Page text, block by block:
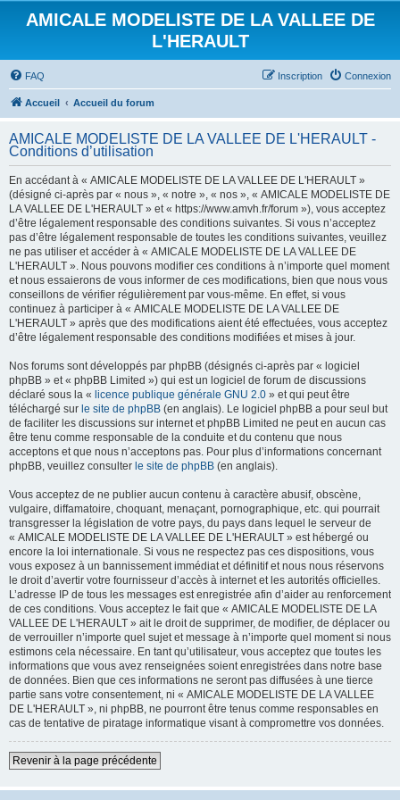
AMICALE MODELISTE DE LA VALLEE DE
L'HERAULT
FAQ Connexion
Inscription
Accueil Accueil du forum
AMICALE MODELISTE DE LA VALLEE DE L'HERAULT -
Conditions d’utilisation
En accédant à « AMICALE MODELISTE DE LA VALLEE DE L'HERAULT »
(désigné ci-après par « nous », « notre », « nos », « AMICALE MODELISTE DE
LA VALLEE DE L'HERAULT » et « https://www.amvh.fr/forum »), vous acceptez
d’être légalement responsable des conditions suivantes. Si vous n’acceptez
pas d’être légalement responsable de toutes les conditions suivantes, veuillez
ne pas utiliser et accéder à « AMICALE MODELISTE DE LA VALLEE DE
L'HERAULT ». Nous pouvons modifier ces conditions à n’importe quel moment
et nous essaierons de vous informer de ces modifications, bien que nous vous
conseillons de vérifier régulièrement par vous-même. En effet, si vous
continuez à participer à « AMICALE MODELISTE DE LA VALLEE DE
L'HERAULT » après que des modifications aient été effectuées, vous acceptez
d’être légalement responsable des conditions modifiées et mises à jour.
Nos forums sont développés par phpBB (désignés ci-après par « logiciel
phpBB » et « phpBB Limited ») qui est un logiciel de forum de discussions
déclaré sous la « licence publique générale GNU 2.0 » et qui peut être
téléchargé sur le site de phpBB (en anglais). Le logiciel phpBB a pour seul but
de faciliter les discussions sur internet et phpBB Limited ne peut en aucun cas
être tenu comme responsable de la conduite et du contenu que nous
acceptons et que nous n’acceptons pas. Pour plus d’informations concernant
phpBB, veuillez consulter le site de phpBB (en anglais).
Vous acceptez de ne publier aucun contenu à caractère abusif, obscène,
vulgaire, diffamatoire, choquant, menaçant, pornographique, etc. qui pourrait
transgresser la législation de votre pays, du pays dans lequel le serveur de
« AMICALE MODELISTE DE LA VALLEE DE L'HERAULT » est hébergé ou
encore la loi internationale. Si vous ne respectez pas ces dispositions, vous
vous exposez à un bannissement immédiat et définitif et nous nous réservons
le droit d’avertir votre fournisseur d’accès à internet et les autorités officielles.
L’adresse IP de tous les messages est enregistrée afin d’aider au renforcement
de ces conditions. Vous acceptez le fait que « AMICALE MODELISTE DE LA
VALLEE DE L'HERAULT » ait le droit de supprimer, de modifier, de déplacer ou
de verrouiller n’importe quel sujet et message à n’importe quel moment si nous
estimons cela nécessaire. En tant qu’utilisateur, vous acceptez que toutes les
informations que vous avez renseignées soient enregistrées dans notre base
de données. Bien que ces informations ne seront pas diffusées à une tierce
partie sans votre consentement, ni « AMICALE MODELISTE DE LA VALLEE
DE L'HERAULT », ni phpBB, ne pourront être tenus comme responsables en
cas de tentative de piratage informatique visant à compromettre vos données.
Revenir à la page précédente